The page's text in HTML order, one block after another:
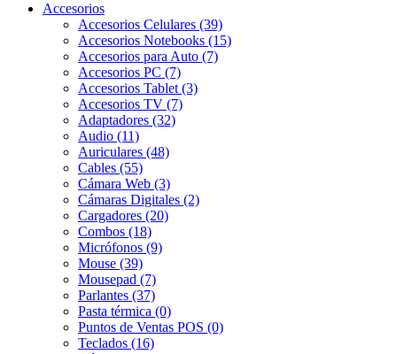
Accesorios
Accesorios Celulares (39)
Accesorios Notebooks (15)
Accesorios para Auto (7)
Accesorios PC (7)
Accesorios Tablet (3)
Accesorios TV (7)
Adaptadores (32)
Audio (11)
Auriculares (48)
Cables (55)
Cámara Web (3)
Cámaras Digitales (2)
Cargadores (20)
Combos (18)
Micrófonos (9)
Mouse (39)
Mousepad (7)
Parlantes (37)
Pasta térmica (0)
Puntos de Ventas POS (0)
Teclados (16)